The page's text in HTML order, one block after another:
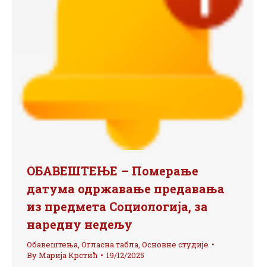
ОБАВЕШТЕЊЕ – Померање
датума одржавање предавања
из предмета Социологија, за
наредну недељу
Обавештења, Огласна табла, Основне студије
ByМарија Крстић 19/12/2025